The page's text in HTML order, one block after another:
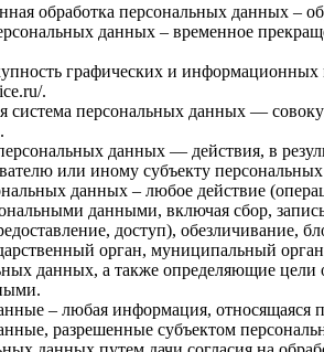
обработка персональных данных –
данных – временное
графических и
.
система персональных данных —
данных — действия, в
или иному субъекту
данных – любое действие
данными, включая сбор,
доступ), обезличивание,
орган, муниципальный
данных, а также определяющие
– любая информация, относящаяся
разрешенные субъектом